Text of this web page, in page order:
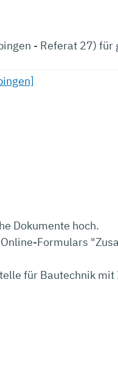
- Referat 27)
Dokumente hoch.
Formulars
für Bautechnik mit